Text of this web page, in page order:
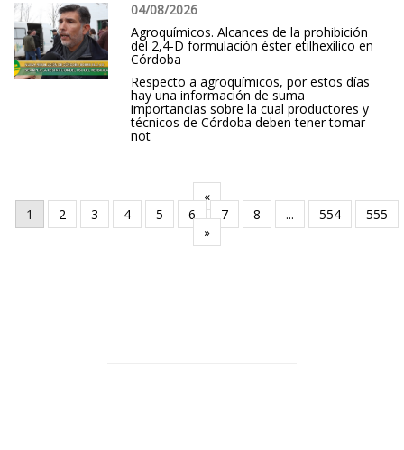
04/08/2026
Agroquímicos. Alcances de la prohibición
del 2,4-D formulación éster etilhexílico en
Córdoba
Respecto a agroquímicos, por estos días
hay una información de suma
importancias sobre la cual productores y
técnicos de Córdoba deben tener tomar
not
«
1
2 3 4 5 6 7 8 ... 554
555
»